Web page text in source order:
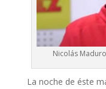
Nicolás
La noche de éste